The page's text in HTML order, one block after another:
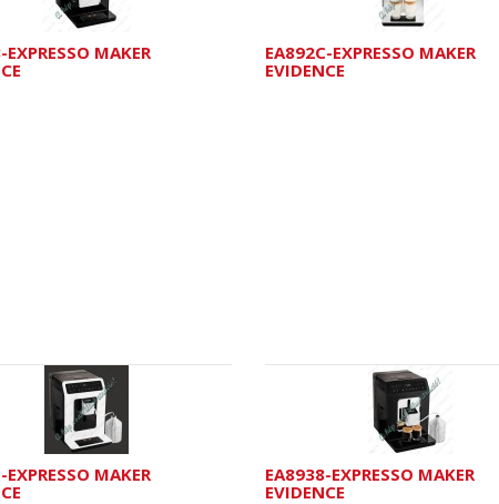
MAKER
EA892C-EXPRESSO MAKER
EVIDENCE
MAKER
EA8938-EXPRESSO MAKER
EVIDENCE